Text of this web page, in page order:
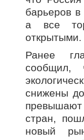
барьеров
а все
открытыми.
Ранее
сообщил,
снижены
превышают
стран,
новый